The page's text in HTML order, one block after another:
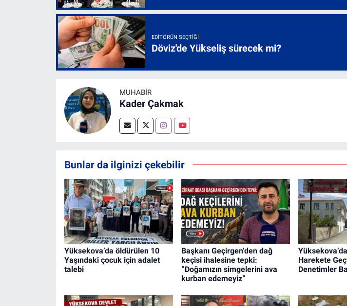
EDITÖRÜN SEÇTIĞI
Döviz'de Yükseliş sürecek mi?
MUHABİR
Kader Çakmak
Bunlar da ilginizi çekebilir
Yüksekova’da öldürülen 10
Yaşındaki çocuk için adalet
talebi
Başkanı Geçirgen’den dağ
keçisi ihalesine tepki:
“Doğamızın simgelerini ava
kurban edemeyiz”
Harekete
Denetimler